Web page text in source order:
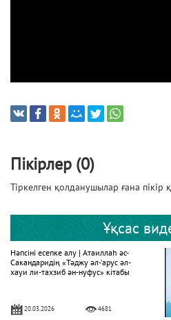
Пікірлер (0)
Тіркелген қолданушылар ғана пікір
Ұқсас
Нәпсіні есепке алу | Атаиллаһ әс-
Сакандаридің «Тәджу әл-‘арус әл-
хауи ли-тахзиб ән-нуфус» кітабы
20.03.2026 4681